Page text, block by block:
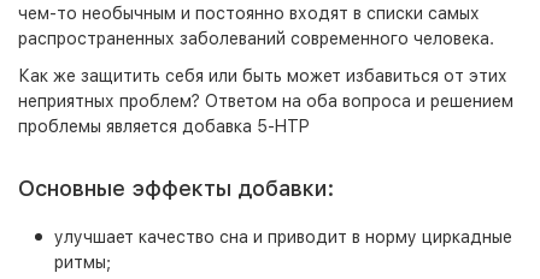
чем-то необычным и постоянно входят в списки самых
распространенных заболеваний современного человека.
Как же защитить себя или быть может избавиться от этих
неприятных проблем? Ответом на оба вопроса и решением
проблемы является добавка 5-HTP
Основные эффекты добавки:
улучшает качество сна и приводит в норму циркадные
ритмы;